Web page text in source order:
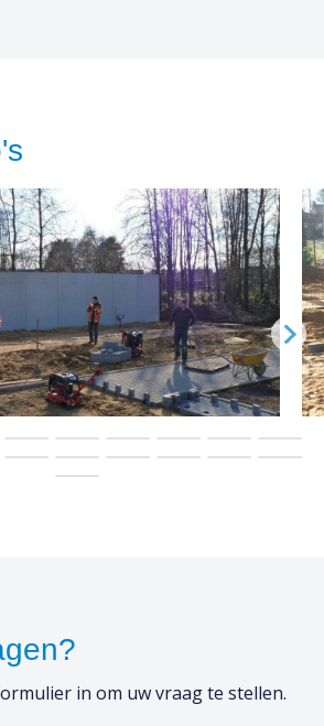
in om uw vraag te stellen.